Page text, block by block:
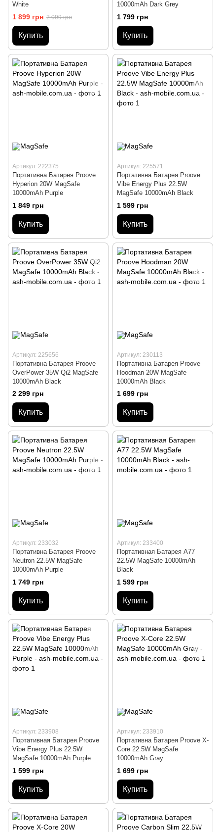
White
1 899 грн 2 099 грн
Купить
10000mAh Dark Grey
1 799 грн
Купить
Артикул: 222375
Портативна Батарея Proove
Hyperion 20W MagSafe
10000mAh Purple
1 849 грн
Купить
Артикул: 225571
Портативна Батарея Proove
Vibe Energy Plus 22.5W
MagSafe 10000mAh Black
1 599 грн
Купить
Артикул: 225656
Портативна Батарея Proove
OverPower 35W Qi2 MagSafe
10000mAh Black
2 299 грн
Купить
Артикул: 230113
Портативна Батарея Proove
Hoodman 20W MagSafe
10000mAh Black
1 699 грн
Купить
Артикул: 233032
Портативна Батарея Proove
Neutron 22.5W MagSafe
10000mAh Purple
1 749 грн
Купить
Артикул: 233400
Портативная Батарея A77
22.5W MagSafe 10000mAh
Black
1 599 грн
Купить
Артикул: 233908
Портативная Батарея Proove
Vibe Energy Plus 22.5W
MagSafe 10000mAh Purple
1 599 грн
Купить
Артикул: 233910
Портативна Батарея Proove X-
Core 22.5W MagSafe
10000mAh Gray
1 699 грн
Купить